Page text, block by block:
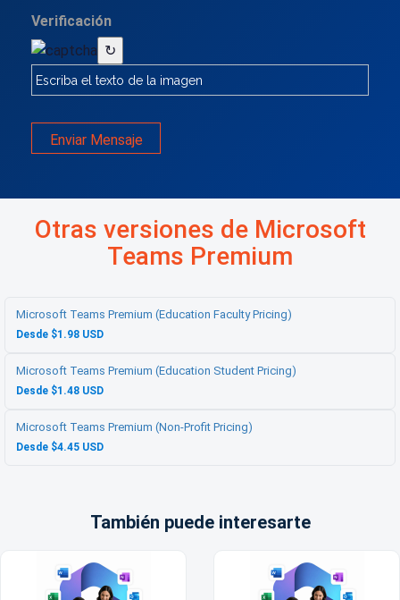
Verificación
↻
Enviar Mensaje
Otras versiones de Microsoft
Teams Premium
Microsoft Teams Premium (Education Faculty Pricing)
Desde $1.98 USD
Microsoft Teams Premium (Education Student Pricing)
Desde $1.48 USD
Microsoft Teams Premium (Non-Profit Pricing)
Desde $4.45 USD
También puede interesarte